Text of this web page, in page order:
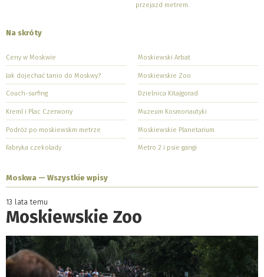
przejazd metrem.
Na skróty
Ceny w Moskwie
Jak dojechać tanio do Moskwy?
Couch-surfing
Kreml i Plac Czerwony
Podróż po moskiewskm metrze
Fabryka czekolady
Moskiewski Arbat
Moskiewskie Zoo
Dzielnica Kitajgorad
Muzeum Kosmonautyki
Moskiewskie Planetarium
Metro 2 i psie gangi
Moskwa — Wszystkie wpisy
13 lata temu
Moskiewskie Zoo